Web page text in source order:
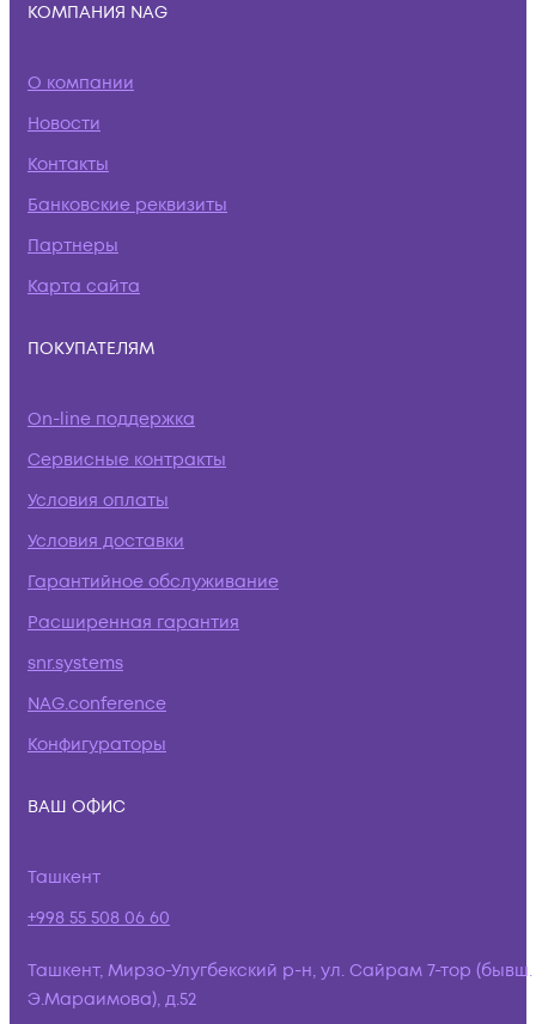
КОМПАНИЯ NAG
О компании
Новости
Контакты
Банковские реквизиты
Партнеры
Карта сайта
ПОКУПАТЕЛЯМ
On-line поддержка
Сервисные контракты
Условия оплаты
Условия доставки
Гарантийное обслуживание
Расширенная гарантия
snr.systems
NAG.conference
Конфигураторы
ВАШ ОФИС
Ташкент
+998 55 508 06 60
Ташкент, Мирзо-Улугбекский р-н, ул. Сайрам 7-тор (бывш.
Э.Мараимова), д.52